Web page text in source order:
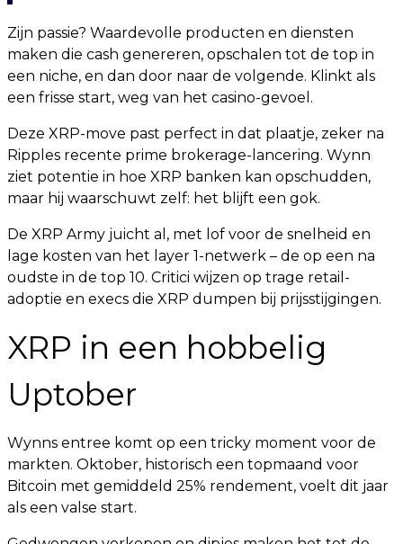
Zijn passie? Waardevolle producten en diensten
maken die cash genereren, opschalen tot de top in
een niche, en dan door naar de volgende. Klinkt als
een frisse start, weg van het casino-gevoel.
Deze XRP-move past perfect in dat plaatje, zeker na
Ripples recente prime brokerage-lancering. Wynn
ziet potentie in hoe XRP banken kan opschudden,
maar hij waarschuwt zelf: het blijft een gok.
De XRP Army juicht al, met lof voor de snelheid en
lage kosten van het layer 1-netwerk – de op een na
oudste in de top 10. Critici wijzen op trage retail-
adoptie en execs die XRP dumpen bij prijsstijgingen.
XRP in een hobbelig
Uptober
Wynns entree komt op een tricky moment voor de
markten. Oktober, historisch een topmaand voor
Bitcoin met gemiddeld 25% rendement, voelt dit jaar
als een valse start.